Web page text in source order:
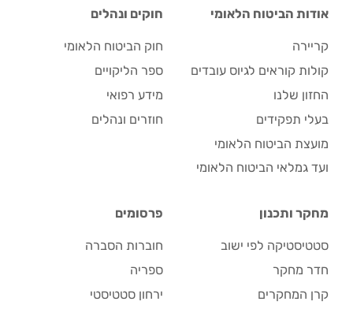
אודות הביטוח הלאומי
קריירה
קולות קוראים לגיוס עובדים
החזון שלנו
בעלי תפקידים
מועצת הביטוח הלאומי
ועד גמלאי הביטוח הלאומי
חוקים ונהלים
חוק הביטוח הלאומי
ספר הליקויים
מידע רפואי
חוזרים ונהלים
מחקר ותכנון
סטטיסטיקה לפי ישוב
חדר מחקר
קרן המחקרים
פרסומים
חוברות הסברה
ספריה
ירחון סטטיסטי